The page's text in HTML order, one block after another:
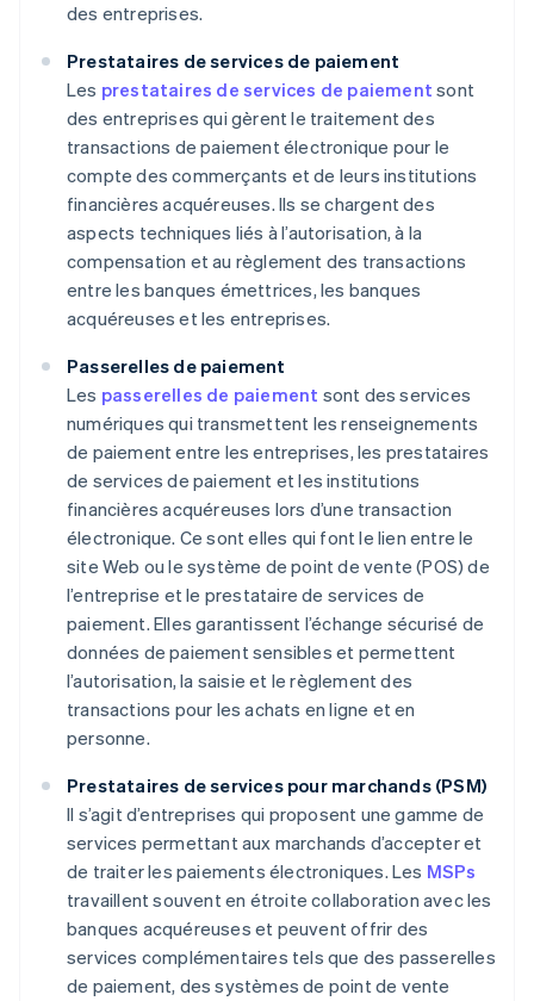
des entreprises.
Prestataires de services de paiement
Les prestataires de services de paiement sont
des entreprises qui gèrent le traitement des
transactions de paiement électronique pour le
compte des commerçants et de leurs institutions
financières acquéreuses. Ils se chargent des
aspects techniques liés à l’autorisation, à la
compensation et au règlement des transactions
entre les banques émettrices, les banques
acquéreuses et les entreprises.
Passerelles de paiement
Les passerelles de paiement sont des services
numériques qui transmettent les renseignements
de paiement entre les entreprises, les prestataires
de services de paiement et les institutions
financières acquéreuses lors d’une transaction
électronique. Ce sont elles qui font le lien entre le
site Web ou le système de point de vente (POS) de
l’entreprise et le prestataire de services de
paiement. Elles garantissent l’échange sécurisé de
données de paiement sensibles et permettent
l’autorisation, la saisie et le règlement des
transactions pour les achats en ligne et en
personne.
Prestataires de services pour marchands (PSM)
Il s’agit d’entreprises qui proposent une gamme de
services permettant aux marchands d’accepter et
de traiter les paiements électroniques. Les MSPs
travaillent souvent en étroite collaboration avec les
banques acquéreuses et peuvent offrir des
services complémentaires tels que des passerelles
de paiement, des systèmes de point de vente